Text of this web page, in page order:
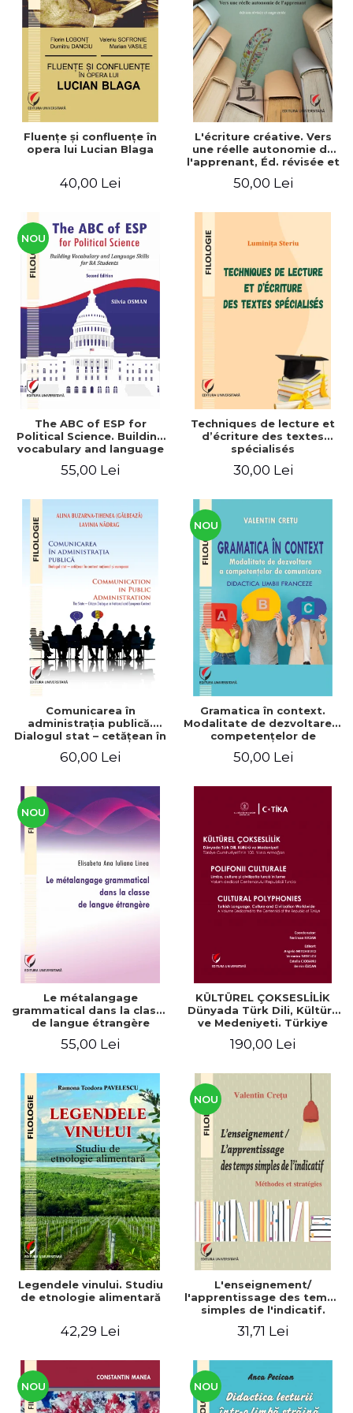
ADMINISTRATIVE
ȘTIINȚE ECONOMICE
ȘTIINȚE EXACTE
EDUCAȚIE FIZICĂ ȘI SPORT
PREUNIVERSITARIA
TIMP LIBER
ÎN CURS DE APARIȚIE
NOUTĂȚI
PACHETE DE STUDIU
ULTIMELE EXEMPLARE
Cum Cumpăr
Livrare
Politica de Retur
Formular de Retur
Distribuitori
Fluenţe şi confluenţe în
opera lui Lucian Blaga
40,00 Lei
L'écriture créative. Vers
une réelle autonomie de
l'apprenant, Éd. révisée et
50,00 Lei
NOU
The ABC of ESP for
Political Science. Building
vocabulary and language
55,00 Lei
Techniques de lecture et
d’écriture des textes
spécialisés
30,00 Lei
Comunicarea în
administraţia publică.
Dialogul stat – cetăţean în
european / Communication
The state-citizen dialogue
in national and European
context
60,00 Lei
NOU
Gramatica în context.
Modalitate de dezvoltare a
competenţelor de
limbii franceze
50,00 Lei
NOU
Le métalangage
grammatical dans la classe
de langue étrangère
55,00 Lei
KÜLTÜREL ÇOKSESLİLİK
Dünyada Türk Dili, Kültürü
ve Medeniyeti. Türkiye
Armağan/ POLIFONII
și civilizația turcă în lume.
Centenarului
190,00 Lei
Legendele vinului. Studiu
de etnologie alimentară
42,29 Lei
NOU
L'enseignement/
l'apprentissage des temps
simples de l'indicatif.
31,71 Lei
NOU NOU